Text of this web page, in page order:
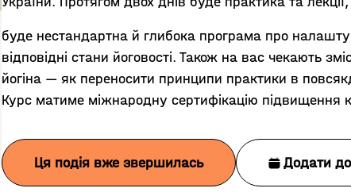
буде нестандартна й глибока програма про
відповідні стани йоговості. Також на вас чекають
йогіна — як переносити принципи практики в
Курс матиме міжнародну сертифікацію підвищення
Ця подія вже звершилась Додати